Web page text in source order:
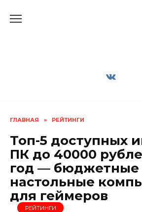
ГЛАВНАЯ » РЕЙТИНГИ
Топ-5 доступных
ПК до 40000
год — бюджетные
настольные
для геймеров
РЕЙТИНГИ